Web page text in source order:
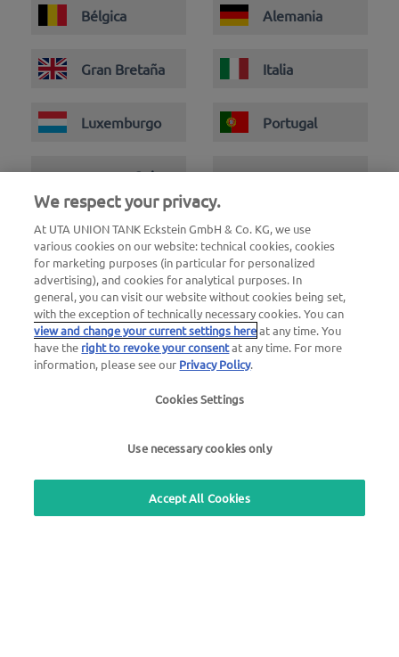
Bélgica Alemania
Gran Bretaña Italia
Luxemburgo Portugal
Suiza y
Liechtenstein
Número 24 h de emergencias ante averías
We respect your privacy.
At UTA UNION TANK Eckstein GmbH & Co. KG, we use
various cookies on our website: technical cookies, cookies
for marketing purposes (in particular for personalized
advertising), and cookies for analytical purposes. In
general, you can visit our website without cookies being set,
with the exception of technically necessary cookies. You can
view and change your current settings hereat any time. You
have the right to revoke your consentat any time. For more
information, please see our Privacy Policy.
Cookies Settings
Use necessary cookies only
Accept All Cookies